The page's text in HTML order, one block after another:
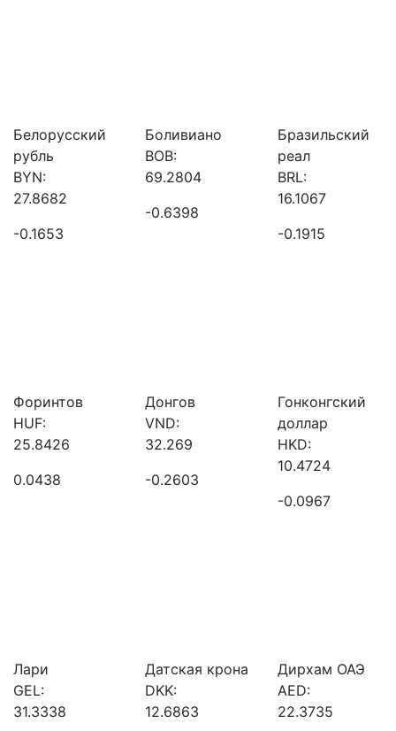
Белорусский
рубль
BYN:
27.8682
-0.1653
Боливиано
BOB:
69.2804
-0.6398
Бразильский
реал
BRL:
16.1067
-0.1915
Форинтов
HUF:
25.8426
0.0438
Донгов
VND:
32.269
-0.2603
Гонконгский
доллар
HKD:
10.4724
-0.0967
Лари
GEL:
31.3338
Датская крона
DKK:
12.6863
Дирхам ОАЭ
AED:
22.3735